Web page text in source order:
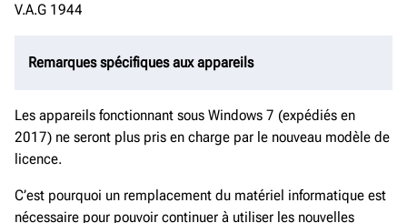
V.A.G 1944
Remarques spécifiques aux appareils
Les appareils fonctionnant sous Windows 7 (expédiés en
2017) ne seront plus pris en charge par le nouveau modèle de
licence.
C’est pourquoi un remplacement du matériel informatique est
nécessaire pour pouvoir continuer à utiliser les nouvelles